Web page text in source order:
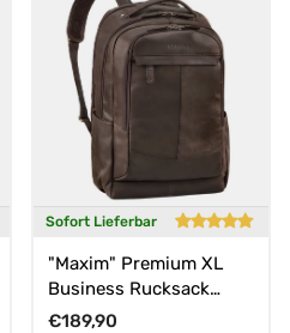
Sofort Lieferbar
"Maxim" Premium XL
Business Rucksack
Leder mit Laptopfach 17
Normaler Preis
€189,90